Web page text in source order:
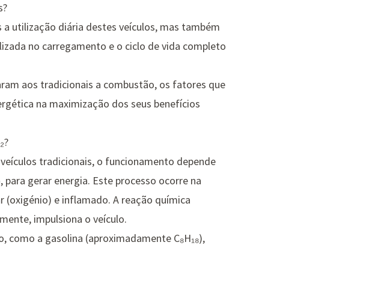
a utilização diária destes veículos, mas também
no carregamento e o ciclo de vida completo
aos tradicionais a combustão, os fatores que
na maximização dos seus benefícios
tradicionais, o funcionamento depende
gerar energia. Este processo ocorre na
e inflamado. A reação química
impulsiona o veículo.
a gasolina (aproximadamente C₈H₁₈),